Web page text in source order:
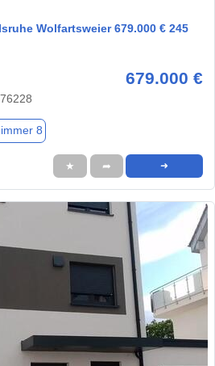
Wolfartsweier 679.000 € 245
679.000 €
8
★ ➦ ➜